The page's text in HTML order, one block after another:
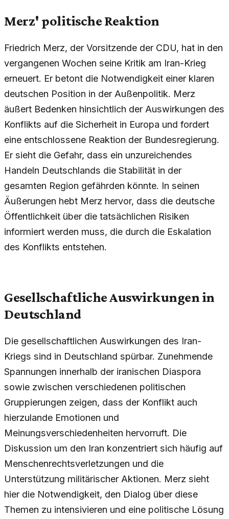
Merz' politische Reaktion
Friedrich Merz, der Vorsitzende der CDU, hat in den
vergangenen Wochen seine Kritik am Iran-Krieg
erneuert. Er betont die Notwendigkeit einer klaren
deutschen Position in der Außenpolitik. Merz
äußert Bedenken hinsichtlich der Auswirkungen des
Konflikts auf die Sicherheit in Europa und fordert
eine entschlossene Reaktion der Bundesregierung.
Er sieht die Gefahr, dass ein unzureichendes
Handeln Deutschlands die Stabilität in der
gesamten Region gefährden könnte. In seinen
Äußerungen hebt Merz hervor, dass die deutsche
Öffentlichkeit über die tatsächlichen Risiken
informiert werden muss, die durch die Eskalation
des Konflikts entstehen.
Gesellschaftliche Auswirkungen in
Deutschland
Die gesellschaftlichen Auswirkungen des Iran-
Kriegs sind in Deutschland spürbar. Zunehmende
Spannungen innerhalb der iranischen Diaspora
sowie zwischen verschiedenen politischen
Gruppierungen zeigen, dass der Konflikt auch
hierzulande Emotionen und
Meinungsverschiedenheiten hervorruft. Die
Diskussion um den Iran konzentriert sich häufig auf
Menschenrechtsverletzungen und die
Unterstützung militärischer Aktionen. Merz sieht
hier die Notwendigkeit, den Dialog über diese
Themen zu intensivieren und eine politische Lösung